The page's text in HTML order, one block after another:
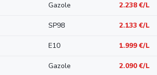
Gazole 2.238 €/L
SP98 2.133 €/L
E10 1.999 €/L
Gazole 2.090 €/L